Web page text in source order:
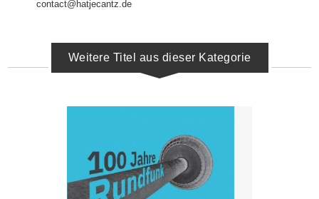
contact@hatjecantz.de
Weitere Titel aus dieser Kategorie